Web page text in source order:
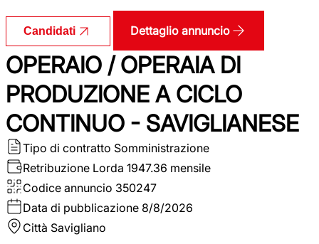
Candidati Dettaglio annuncio
OPERAIO / OPERAIA DI
PRODUZIONE A CICLO
CONTINUO - SAVIGLIANESE
Tipo di contratto Somministrazione
Retribuzione Lorda 1947.36 mensile
Codice annuncio 350247
Data di pubblicazione 8/8/2026
Città Savigliano